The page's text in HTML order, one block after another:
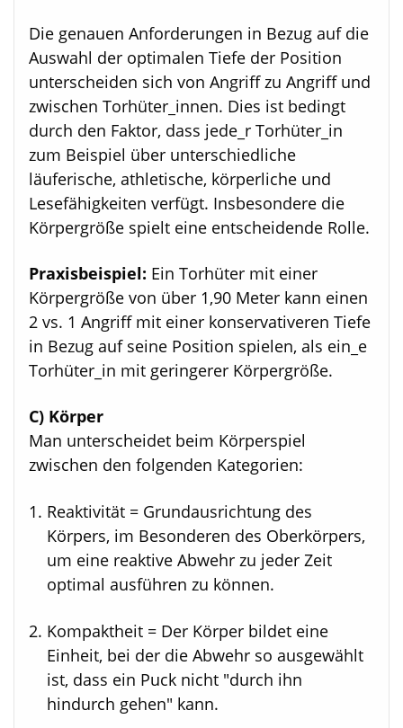
Die genauen Anforderungen in Bezug auf die
Auswahl der optimalen Tiefe der Position
unterscheiden sich von Angriff zu Angriff und
zwischen Torhüter_innen. Dies ist bedingt
durch den Faktor, dass jede_r Torhüter_in
zum Beispiel über unterschiedliche
läuferische, athletische, körperliche und
Lesefähigkeiten verfügt. Insbesondere die
Körpergröße spielt eine entscheidende Rolle.
Praxisbeispiel: Ein Torhüter mit einer
Körpergröße von über 1,90 Meter kann einen
2 vs. 1 Angriff mit einer konservativeren Tiefe
in Bezug auf seine Position spielen, als ein_e
Torhüter_in mit geringerer Körpergröße.
C) Körper
Man unterscheidet beim Körperspiel
zwischen den folgenden Kategorien:
Reaktivität = Grundausrichtung des
Körpers, im Besonderen des Oberkörpers,
um eine reaktive Abwehr zu jeder Zeit
optimal ausführen zu können.
Kompaktheit = Der Körper bildet eine
Einheit, bei der die Abwehr so ausgewählt
ist, dass ein Puck nicht "durch ihn
hindurch gehen" kann.